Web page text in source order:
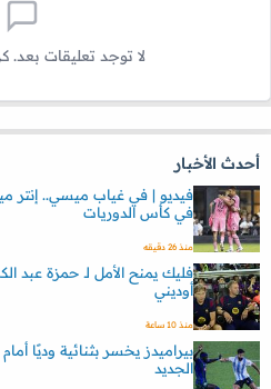
لا توجد تعليقات بعد.
أحدث الأخبار
فيديو | في غياب ميسي.. إنتر
في كأس الدوريات
منذ 26 دقيقه
فليك يمنح الأمل لـ حمزة عبد
أوديني
منذ 10 ساعة
بيراميدز يخسر بثنائية وديًا
الجديد